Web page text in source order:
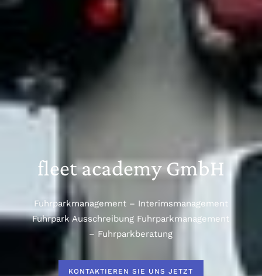
fleet academy GmbH
Fuhrparkmanagement – Interimsmanagement
Fuhrpark Ausschreibung Fuhrparkmanagement
– Fuhrparkberatung
KONTAKTIEREN SIE UNS JETZT